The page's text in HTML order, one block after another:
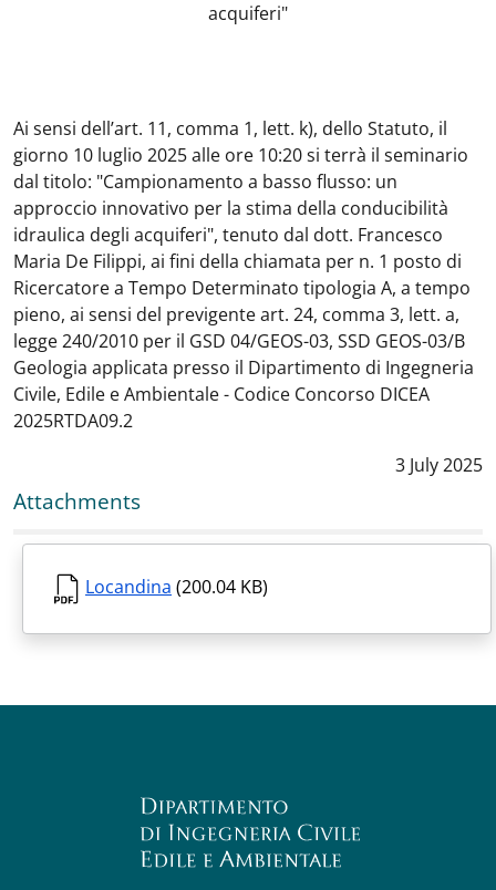
acquiferi"
Ai sensi dell’art. 11, comma 1, lett. k), dello Statuto, il
giorno 10 luglio 2025 alle ore 10:20 si terrà il seminario
dal titolo: "Campionamento a basso flusso: un
approccio innovativo per la stima della conducibilità
idraulica degli acquiferi", tenuto dal dott. Francesco
Maria De Filippi, ai fini della chiamata per n. 1 posto di
Ricercatore a Tempo Determinato tipologia A, a tempo
pieno, ai sensi del previgente art. 24, comma 3, lett. a,
legge 240/2010 per il GSD 04/GEOS-03, SSD GEOS-03/B
Geologia applicata presso il Dipartimento di Ingegneria
Civile, Edile e Ambientale - Codice Concorso DICEA
2025RTDA09.2
Data
3 July 2025
Attachments
Locandina (200.04 KB)